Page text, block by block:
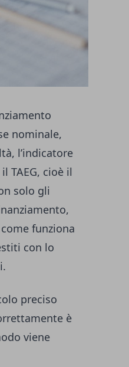
nominale,
l’indicatore
TAEG, cioè il
solo gli
funziona
con lo
preciso
è
viene